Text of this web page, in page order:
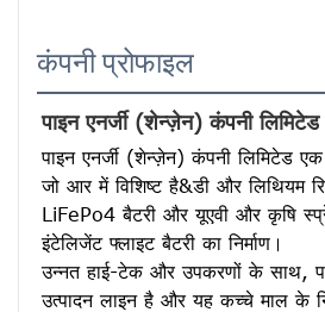
कंपनी प्रोफाइल
पाइन एनर्जी (शेन्ज़ेन) कंपनी
पाइन एनर्जी (शेन्ज़ेन) कंपनी लिमिटेड
जो आर में विशिष्ट है&डी और लिथियम
LiFePo4 बैटरी और यूएवी और कृषि
इंटेलिजेंट फ्लाइट बैटरी का निर्माण।
उन्नत हाई-टेक और उपकरणों के साथ,
उत्पादन लाइन है और यह कच्चे माल के